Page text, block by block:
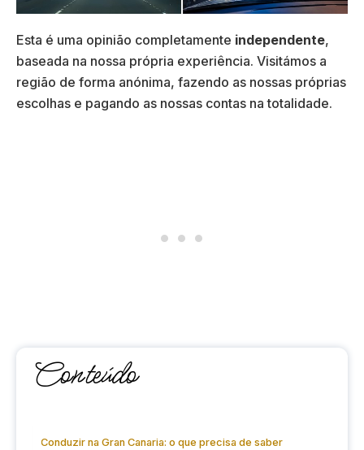
Esta é uma opinião completamente independente,
baseada na nossa própria experiência. Visitámos a
região de forma anónima, fazendo as nossas próprias
escolhas e pagando as nossas contas na totalidade.
Conteúdo
Conduzir na Gran Canaria: o que precisa de saber